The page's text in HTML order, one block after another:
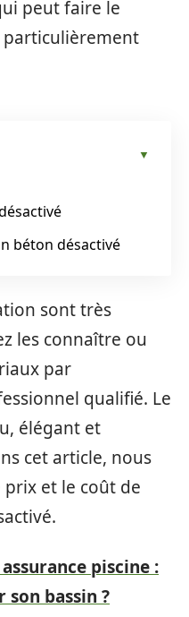
peut faire le
béton désactivé
sont très
les connaître ou
par
qualifié. Le
élégant et
cet article, nous
et le coût de
piscine :
bassin ?